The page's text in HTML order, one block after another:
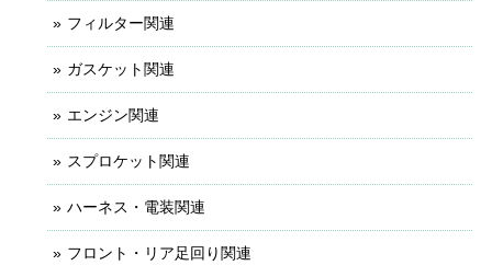
フィルター関連
ガスケット関連
エンジン関連
スプロケット関連
ハーネス・電装関連
フロント・リア足回り関連